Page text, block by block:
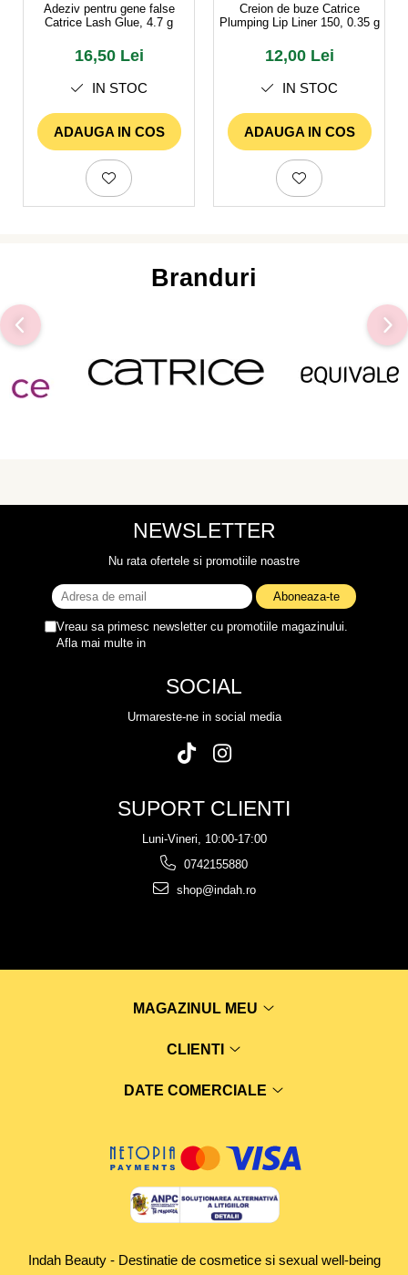
Adeziv pentru gene false
Catrice Lash Glue, 4.7 g
16,50 Lei
IN STOC
ADAUGA IN COS
Creion de buze Catrice
Plumping Lip Liner 150, 0.35 g
12,00 Lei
IN STOC
ADAUGA IN COS
Branduri
NEWSLETTER
Nu rata ofertele si promotiile noastre
Vreau sa primesc newsletter cu promotiile magazinului.
Afla mai multe in
SOCIAL
Urmareste-ne in social media
SUPORT CLIENTI
Luni-Vineri, 10:00-17:00
0742155880
shop@indah.ro
MAGAZINUL MEU
CLIENTI
DATE COMERCIALE
Indah Beauty - Destinatie de cosmetice si sexual well-being